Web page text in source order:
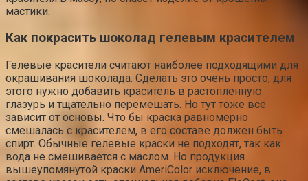
мастики.
Как покрасить шоколад гелевым красителем
Гелевые красители считают наиболее подходящими для
окрашивания шоколада. Сделать это очень просто, для
этого нужно добавить краситель в растопленную
глазурь и тщательно перемешать. Но тут тоже всё
зависит от основы. Что бы краска равномерно
смешалась с красителем, в его составе должен быть
спирт. Обычные гелевые краски не подходят, так как
вода не смешивается с маслом. Но продукция
вышеупомянутой краски AmeriColor исключение, в